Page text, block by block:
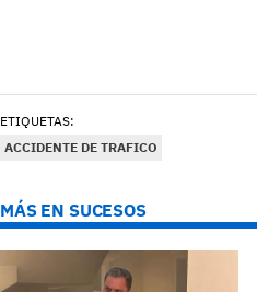
ETIQUETAS:
ACCIDENTE DE TRAFICO
MÁS EN SUCESOS